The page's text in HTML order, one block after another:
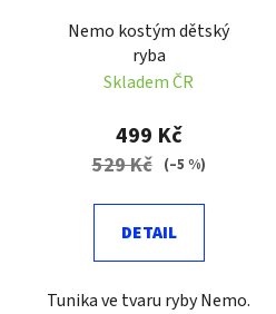
Nemo kostým dětský
ryba
Skladem ČR
499 Kč
529 Kč (–5 %)
DETAIL
Tunika ve tvaru ryby Nemo.